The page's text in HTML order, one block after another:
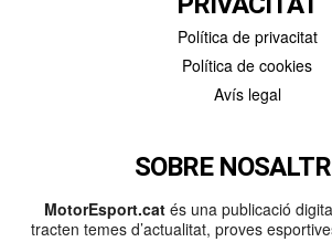
Política de privacitat
Política de cookies
Avís legal
SOBRE
MotorEsport.cat és una publicació
tracten temes d’actualitat, proves